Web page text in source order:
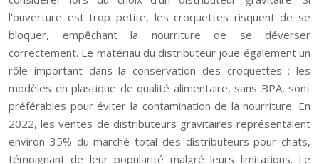
l’ouverture est trop petite, les croquettes risquent de se
bloquer, empêchant la nourriture de se déverser
correctement. Le matériau du distributeur joue également un
rôle important dans la conservation des croquettes ; les
modèles en plastique de qualité alimentaire, sans BPA, sont
préférables pour éviter la contamination de la nourriture. En
2022, les ventes de distributeurs gravitaires représentaient
environ 35% du marché total des distributeurs pour chats,
témoignant de leur popularité malgré leurs limitations. Le